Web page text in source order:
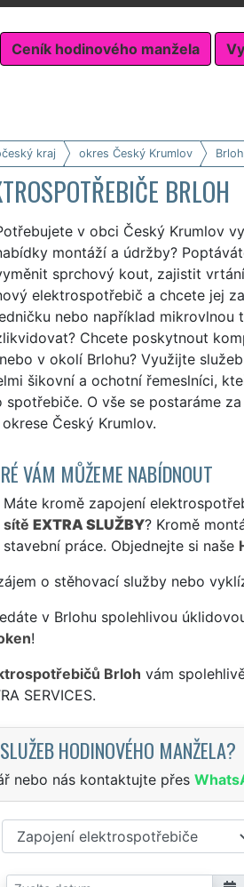
Ceník hodinového manžela
kraj okres Český Krumlov Brloh
BRLOH
v obci Český Krumlov
montáží a údržby?
sprchový kout, zajistit
elektrospotřebič a chcete jej
nebo například
Chcete poskytnout
v okolí Brlohu? Využijte
šikovní a ochotní řemeslníci,
O vše se postaráme
Český Krumlov.
VÁM MŮŽEME NABÍDNOUT
Máte kromě zapojení
sítě EXTRA SLUŽBY? Kromě
stavební práce. Objednejte si naše
o stěhovací služby nebo
v Brlohu spolehlivou
!
Brloh vám
SERVICES.
HODINOVÉHO MANŽELA?
nebo nás kontaktujte přes